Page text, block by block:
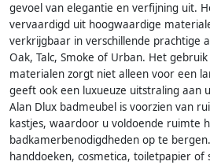
gevoel van elegantie en verfijning uit.
vervaardigd uit hoogwaardige
verkrijgbaar in verschillende prachtige
Oak, Talc, Smoke of Urban. Het
materialen zorgt niet alleen voor een
geeft ook een luxueuze uitstraling aan
Alan Dlux badmeubel is voorzien van
kastjes, waardoor u voldoende ruimte
badkamerbenodigdheden op te
handdoeken, cosmetica, toiletpapier of